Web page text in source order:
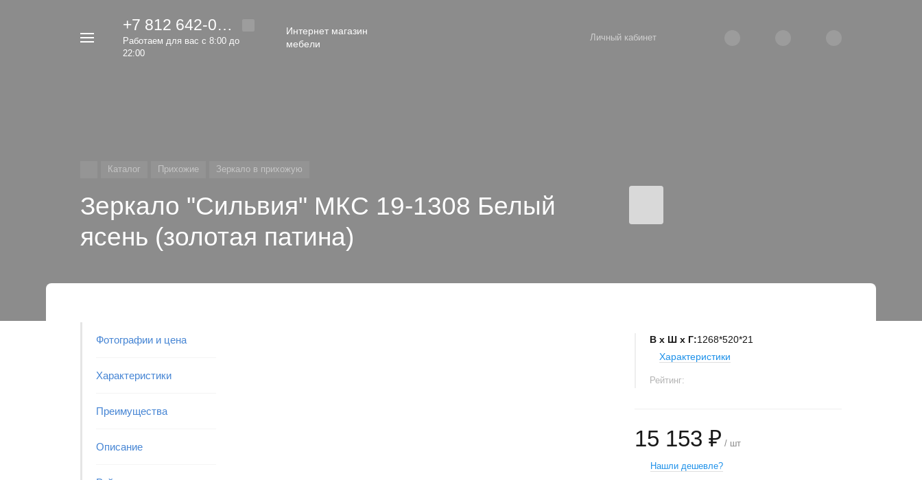
+7 812 642-00-92
Работаем для вас с 8:00 до
22:00
Интернет магазин
мебели
Личный кабинет
Каталог Прихожие Зеркало в прихожую
Зеркало "Сильвия" МКС 19-1308 Белый
ясень (золотая патина)
Фотографии и цена
Характеристики
Преимущества
Описание
В х Ш х Г:1268*520*21
Характеристики
Рейтинг:
15 153 ₽ / шт
Нашли дешевле?